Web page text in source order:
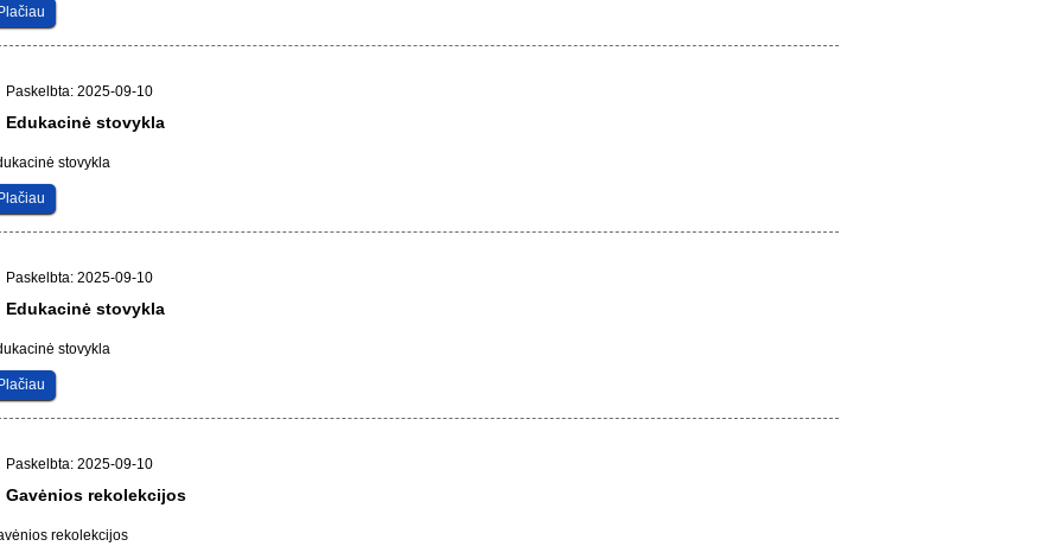
Plačiau
Paskelbta: 2025-09-10
Edukacinė stovykla
stovykla
Plačiau
Paskelbta: 2025-09-10
Edukacinė stovykla
stovykla
Plačiau
Paskelbta: 2025-09-10
Gavėnios rekolekcijos
rekolekcijos